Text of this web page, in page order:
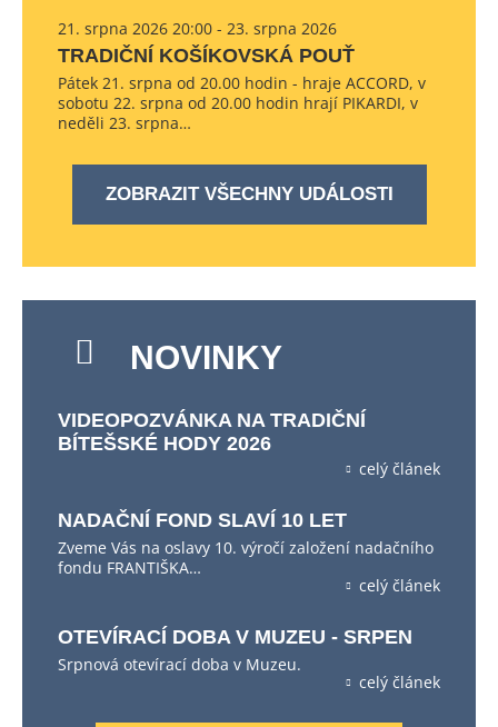
21. srpna 2026 20:00 - 23. srpna 2026
TRADIČNÍ KOŠÍKOVSKÁ POUŤ
Pátek 21. srpna od 20.00 hodin - hraje ACCORD, v
sobotu 22. srpna od 20.00 hodin hrají PIKARDI, v
neděli 23. srpna…
ZOBRAZIT VŠECHNY UDÁLOSTI
NOVINKY
VIDEOPOZVÁNKA NA TRADIČNÍ
BÍTEŠSKÉ HODY 2026
celý článek
NADAČNÍ FOND SLAVÍ 10 LET
Zveme Vás na oslavy 10. výročí založení nadačního
fondu FRANTIŠKA…
celý článek
OTEVÍRACÍ DOBA V MUZEU - SRPEN
Srpnová otevírací doba v Muzeu.
celý článek